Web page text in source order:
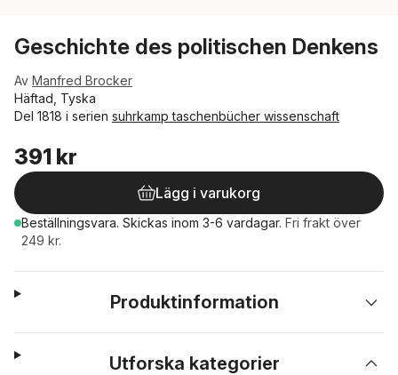
Geschichte des politischen Denkens
Av Manfred Brocker
Häftad, Tyska
Del 1818 i serien suhrkamp taschenbücher wissenschaft
391 kr
Lägg i varukorg
Beställningsvara. Skickas inom 3-6 vardagar. Fri frakt över
249 kr.
Produktinformation
Utforska kategorier